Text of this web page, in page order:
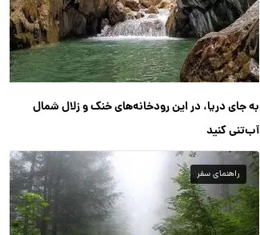
به جای دریا، در این رودخانه‌های خنک و زلال شمال
آب‌تنی کنید
راهنمای سفر